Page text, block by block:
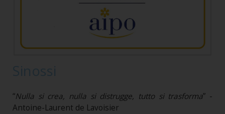
“Nulla si crea, nulla si distrugge, tutto si trasforma” -
Antoine-Laurent de Lavoisier